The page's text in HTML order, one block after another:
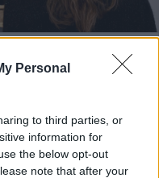
Personal
to third parties, or
information for
the below opt-out
note that after your
Dunand / AFP
által adományozott 188
fényképek,
37 mester - közöttük